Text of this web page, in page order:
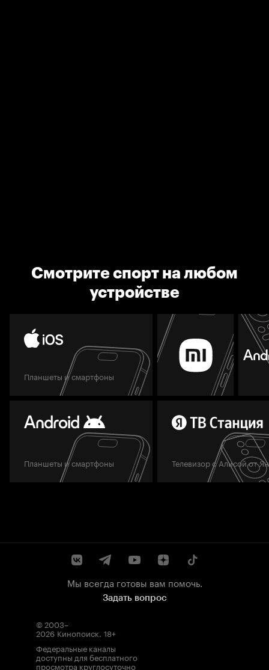
Смотрите спорт на любом
устройстве
Планшеты и смартфоны
Планшеты и смартфоны Телевизор с Алисой от
Мы всегда готовы вам помочь.
Задать вопрос
© 2003–
2026 Кинопоиск. 18+
Федеральные каналы
доступны для бесплатного
просмотра круглосуточно